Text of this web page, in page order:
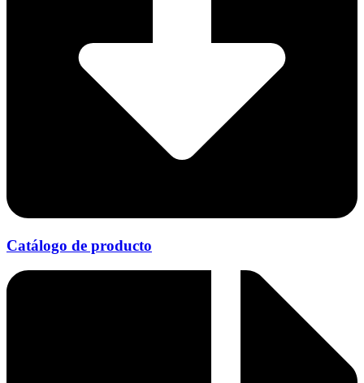
Catálogo de producto